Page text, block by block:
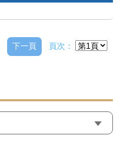
下一頁 頁次：